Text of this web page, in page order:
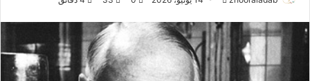
س
ل